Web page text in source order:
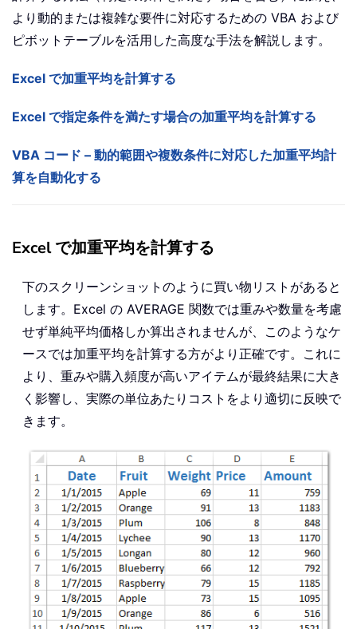
より動的または複雑な要件に対応するための VBA および
ピボットテーブルを活用した高度な手法を解説します。
Excel で加重平均を計算する
Excel で指定条件を満たす場合の加重平均を計算する
VBA コード – 動的範囲や複数条件に対応した加重平均計
算を自動化する
Excel で加重平均を計算する
下のスクリーンショットのように買い物リストがあると
します。Excel の AVERAGE 関数では重みや数量を考慮
せず単純平均価格しか算出されませんが、このようなケ
ースでは加重平均を計算する方がより正確です。これに
より、重みや購入頻度が高いアイテムが最終結果に大き
く影響し、実際の単位あたりコストをより適切に反映で
きます。